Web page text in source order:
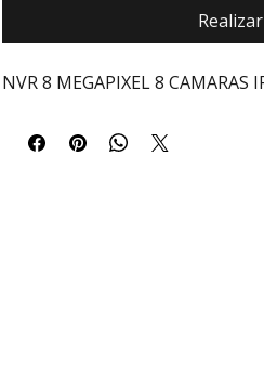
NVR 8 MEGAPIXEL 8 CAMARAS